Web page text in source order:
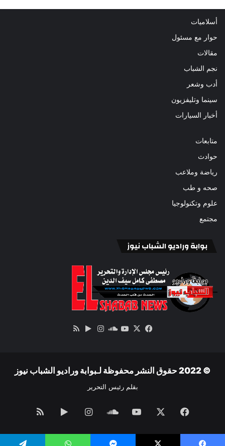
أسلاميات
حوار مع مسئول
مقالات
نجم الشباب
أدب وشعر
سينما وتليفزيون
أخبار السيارات
متابعات
حوادث
رياضة وملاعب
صحه و طب
علوم وتكنولوجيا
مجتمع
بوابة وراديو الشباب نيوز
فيسبوك
‫X
‫YouTube
ساوندانستقرام‏Google
© 2022 حقوق النشر محفوظة لـبوابة وراديو الشباب نيوز
بقلم رئيس التحرير
فيسبوك ‫YouTubeساوند
كلاود
انستقرام‏Google
Play
ملخص
الموقع